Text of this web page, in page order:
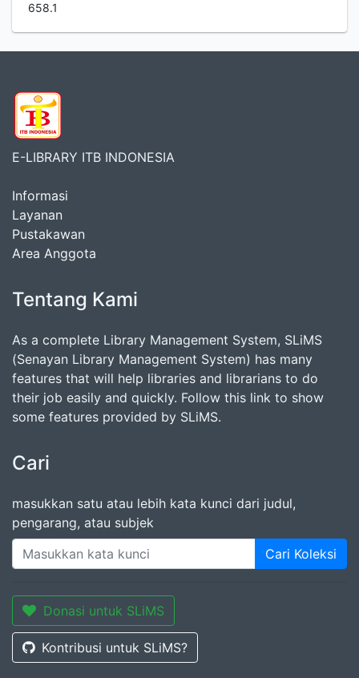
658.1
E-LIBRARY ITB INDONESIA
Informasi
Layanan
Pustakawan
Area Anggota
Tentang Kami
As a complete Library Management System, SLiMS
(Senayan Library Management System) has many
features that will help libraries and librarians to do
their job easily and quickly. Follow this link to show
some features provided by SLiMS.
Cari
masukkan satu atau lebih kata kunci dari judul,
pengarang, atau subjek
Cari Koleksi
Donasi untuk SLiMS
Kontribusi untuk SLiMS?